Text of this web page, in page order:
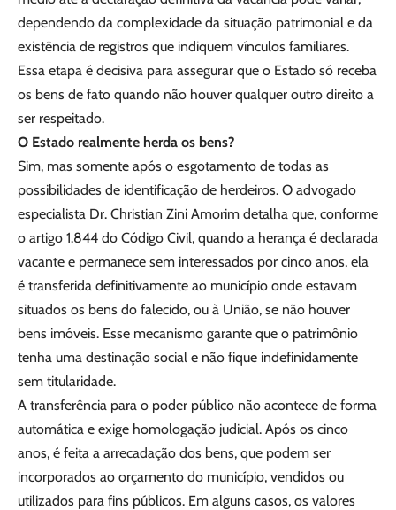
dependendo da complexidade da situação patrimonial e da
existência de registros que indiquem vínculos familiares.
Essa etapa é decisiva para assegurar que o Estado só receba
os bens de fato quando não houver qualquer outro direito a
ser respeitado.
O Estado realmente herda os bens?
Sim, mas somente após o esgotamento de todas as
possibilidades de identificação de herdeiros. O advogado
especialista Dr. Christian Zini Amorim detalha que, conforme
o artigo 1.844 do Código Civil, quando a herança é declarada
vacante e permanece sem interessados por cinco anos, ela
é transferida definitivamente ao município onde estavam
situados os bens do falecido, ou à União, se não houver
bens imóveis. Esse mecanismo garante que o patrimônio
tenha uma destinação social e não fique indefinidamente
sem titularidade.
A transferência para o poder público não acontece de forma
automática e exige homologação judicial. Após os cinco
anos, é feita a arrecadação dos bens, que podem ser
incorporados ao orçamento do município, vendidos ou
utilizados para fins públicos. Em alguns casos, os valores